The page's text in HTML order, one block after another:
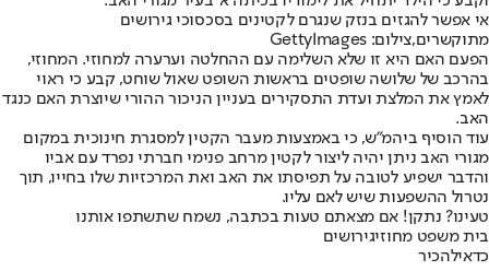
אי אפשר להגזים בנזק שנגרם לקטינים בסכסוכי גירושים
מתוקשרים,צילום: GettyImages
הפעם האם היא זו שלא השלימה עם ההחלטה וערערה למחוזי. המחוזי,
בהרכב של שלושה שופטים בראשות השופט שאול שוחט, קבע כי ראוי
לאמץ את המלצת ועדת התסקירים בעניין הניכור ההורי שיוצרת האם כנגד
האב.
עוד הוסיף ביהמ"ש, כי באמצעות מעבר הקטין למסגרת חינוכית במקום
מגורי האב ניתן יהיה ליצור לקטין מרחב פנימי חברתי נפרד עם אביו
והדבר ישפיע לטובה על תפיסתו את האב ואת המרכזיות שלו בחייו, תוך
נטרול ההשפעות שיש לאם עליו.
טעינו? נתקן! אם מצאתם טעות בכתבה, נשמח שתשתפו אותנו
בית משפט מחוזיגירושים
כדאילהכיר